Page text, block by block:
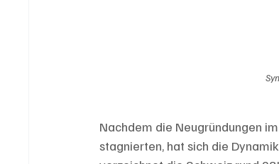
Nachdem die Neugründungen
stagnierten, hat sich die